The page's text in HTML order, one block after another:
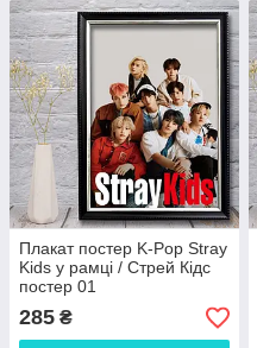
Плакат постер K-Pop Stray
Kids у рамці / Стрей Кідс
постер 01
285 ₴